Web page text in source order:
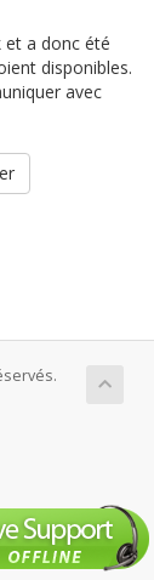
et a donc été
disponibles.
avec